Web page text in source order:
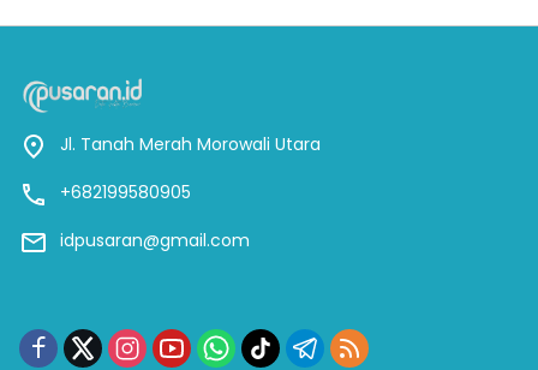
Jl. Tanah Merah Morowali Utara
+682199580905
idpusaran@gmail.com